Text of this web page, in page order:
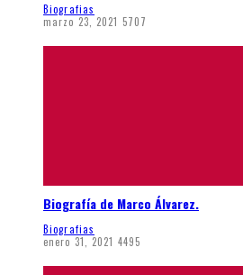
Biografias
marzo 23, 2021 5707
Biografía de Marco Álvarez.
Biografias
enero 31, 2021 4495